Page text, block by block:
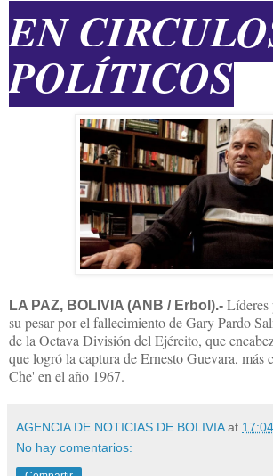
EN
POLÍTICOS
LA PAZ, BOLIVIA (ANB / Erbol).- Líderes
su pesar por el fallecimiento de Gary Pardo
de la Octava División del Ejército, que
que logró la captura de Ernesto Guevara, más
Che' en el año 1967.
AGENCIA DE NOTICIAS DE BOLIVIA at 17:04
No hay comentarios: